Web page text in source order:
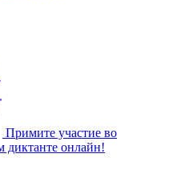
Примите участие во
диктанте онлайн!